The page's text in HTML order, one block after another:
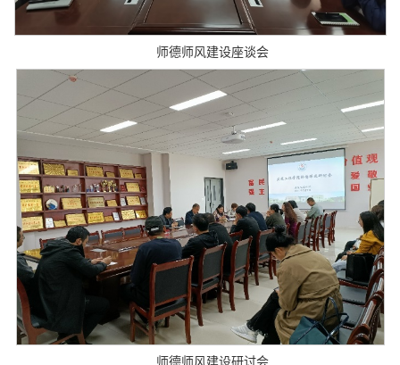
师德师风建设座谈会
师德师风建设研讨会